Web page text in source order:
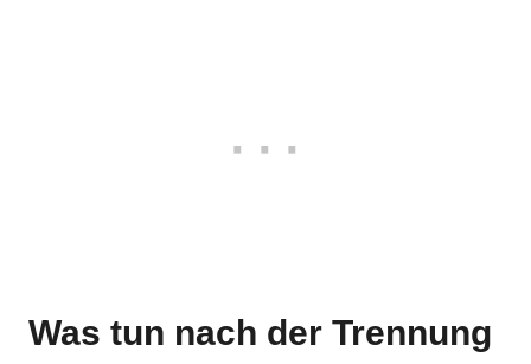
Was tun nach der Trennung